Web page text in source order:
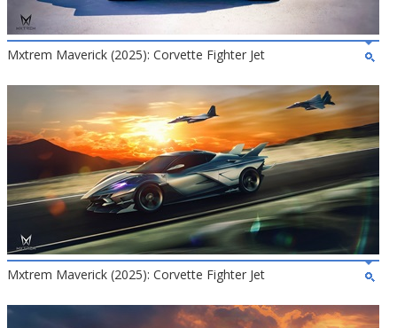
Mxtrem Maverick (2025): Corvette Fighter Jet
Mxtrem Maverick (2025): Corvette Fighter Jet